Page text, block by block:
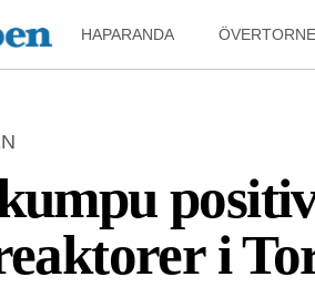
HAPARANDA
i